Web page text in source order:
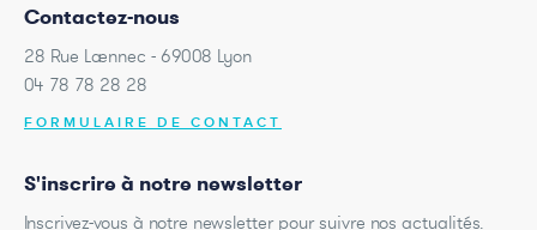
Contactez-nous
28 Rue Laennec - 69008 Lyon
04 78 78 28 28
FORMULAIRE DE CONTACT
S'inscrire à notre newsletter
Inscrivez-vous à notre newsletter pour suivre nos actualités.